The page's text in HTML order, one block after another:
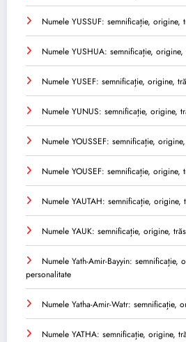
Numele YUSSUF: semnificație, origine,
Numele YUSHUA: semnificație,
Numele YUSEF: semnificație, origine,
Numele YUNUS: semnificație, origine,
Numele YOUSSEF: semnificație,
Numele YOUSEF: semnificație, origine,
Numele YAUTAH: semnificație, origine,
Numele YAUK: semnificație, origine,
Numele Yath-Amir-Bayyin: semnificație,
personalitate
Numele Yatha-Amir-Watr: semnificație,
Numele YATHA: semnificație, origine,